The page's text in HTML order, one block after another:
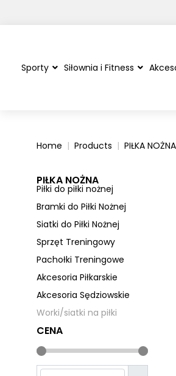
Sporty Siłownia i Fitness
Home Products PIŁKA NOŻNA
PIŁKA NOŻNA
Piłki do piłki nożnej
Bramki do Piłki Nożnej
Siatki do Piłki Nożnej
Sprzęt Treningowy
Pachołki Treningowe
Akcesoria Piłkarskie
Akcesoria Sędziowskie
Worki/siatki na piłki
CENA